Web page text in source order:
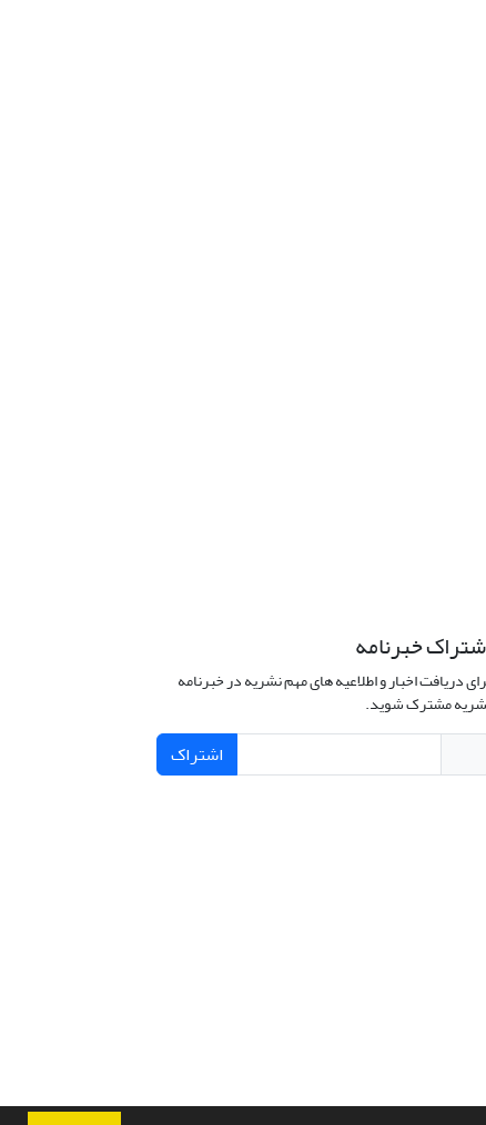
خبرنامه
دریافت اخبار و اطلاعیه های مهم نشریه در خبرنامه
مشترک شوید.
اشتراک